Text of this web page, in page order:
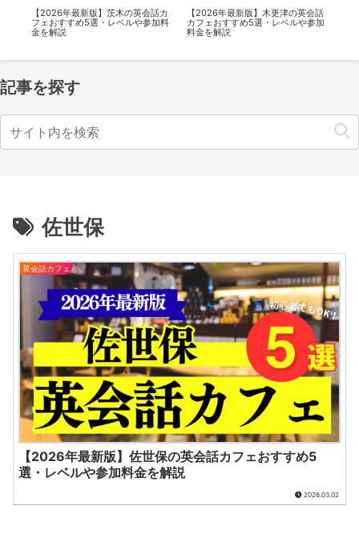
【2026年最新版】茨木の英会話カ
フェおすすめ5選・レベルや参加料
金を解説
【2026年最新版】木更津の英会話
カフェおすすめ5選・レベルや参加
料金を解説
記事を探す
佐世保
英会話カフェ
【2026年最新版】佐世保の英会話カフェおすすめ5
選・レベルや参加料金を解説
2026.03.02